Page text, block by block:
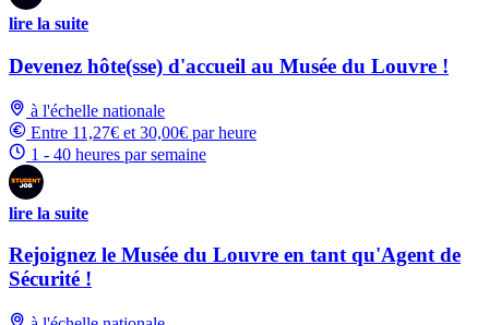
lire la suite
Devenez hôte(sse) d'accueil au Musée du Louvre !
à l'échelle nationale
Entre 11,27€ et 30,00€ par heure
1 - 40 heures par semaine
lire la suite
Rejoignez le Musée du Louvre en tant qu'Agent de
Sécurité !